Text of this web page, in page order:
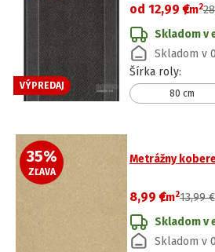
VÝPREDAJ
od 12,99 €
/m2
Skladom v
Skladom v
Šírka roly:
80 cm
35%
ZĽAVA
Metrážny
8,99 €
/m213,99 €
Skladom v
Skladom v